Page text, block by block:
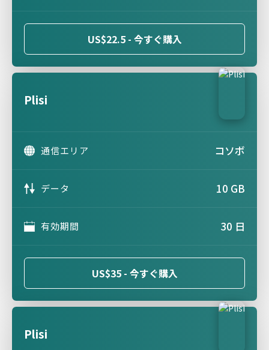
US$22.5 - 今すぐ購入
Plisi
通信エリア コソボ
データ 10 GB
有効期間 30 日
US$35 - 今すぐ購入
Plisi